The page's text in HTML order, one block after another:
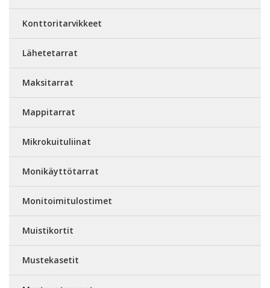
Konttoritarvikkeet
Lähetetarrat
Maksitarrat
Mappitarrat
Mikrokuituliinat
Monikäyttötarrat
Monitoimitulostimet
Muistikortit
Mustekasetit